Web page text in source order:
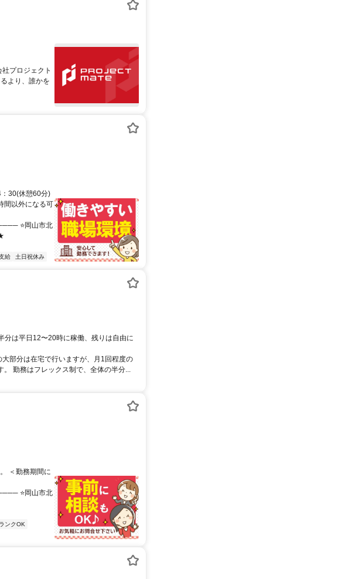
プロジェクト
より、誰かを
30(休憩60分)
間以外になる可
⭐岡山市北
給 土日祝休み
分は平日12〜20時に稼働、残りは自由に
部分は在宅で行いますが、月1回程度の
勤務はフレックス制で、全体の半分...
＜勤務期間に
⭐岡山市北
ンクOK